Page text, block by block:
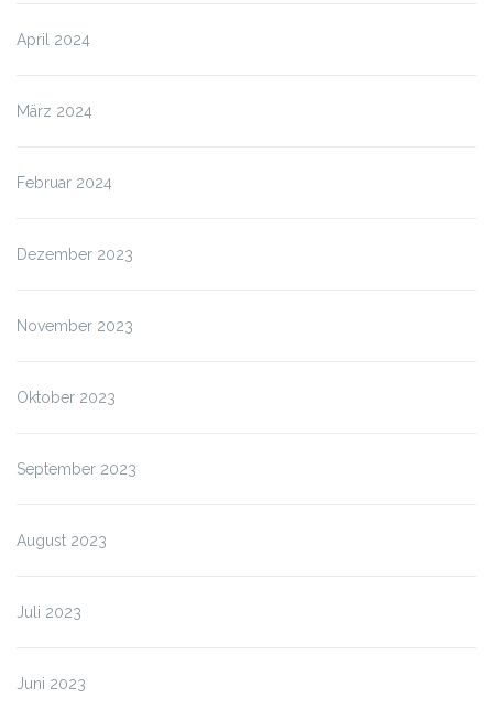
April 2024
März 2024
Februar 2024
Dezember 2023
November 2023
Oktober 2023
September 2023
August 2023
Juli 2023
Juni 2023